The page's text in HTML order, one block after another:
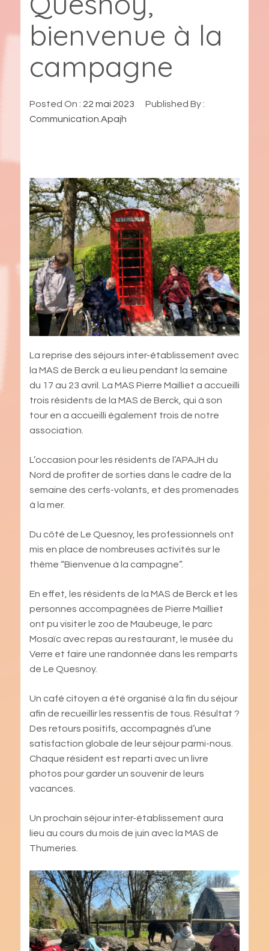
bienvenue à la
campagne
Posted On : 22 mai 2023
Published By :
Communication.Apajh
La reprise des séjours inter-établissement avec
la MAS de Berck a eu lieu pendant la semaine
du 17 au 23 avril. La MAS Pierre Mailliet a accueilli
trois résidents de la MAS de Berck, qui à son
tour en a accueilli également trois de notre
association.
L’occasion pour les résidents de l’APAJH du
Nord de profiter de sorties dans le cadre de la
semaine des cerfs-volants, et des promenades
à la mer.
Du côté de Le Quesnoy, les professionnels ont
mis en place de nombreuses activités sur le
thème “Bienvenue à la campagne”.
En effet, les résidents de la MAS de Berck et les
personnes accompagnées de Pierre Mailliet
ont pu visiter le zoo de Maubeuge, le parc
Mosaïc avec repas au restaurant, le musée du
Verre et faire une randonnée dans les remparts
de Le Quesnoy.
Un café citoyen a été organisé à la fin du séjour
afin de recueillir les ressentis de tous. Résultat ?
Des retours positifs, accompagnés d’une
satisfaction globale de leur séjour parmi-nous.
Chaque résident est reparti avec un livre
photos pour garder un souvenir de leurs
vacances.
Un prochain séjour inter-établissement aura
lieu au cours du mois de juin avec la MAS de
Thumeries.